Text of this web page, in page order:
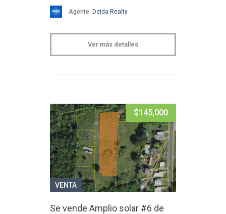
Agente: Deida Realty
Ver más detalles
VENTA
$145,000
Se vende Amplio solar #6 de